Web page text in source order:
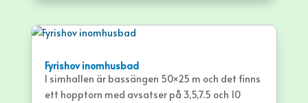
Fyrishov inomhusbad
I simhallen är bassängen 50×25 m och det finns
ett hopptorn med avsatser på 3,5,7.5 och 10